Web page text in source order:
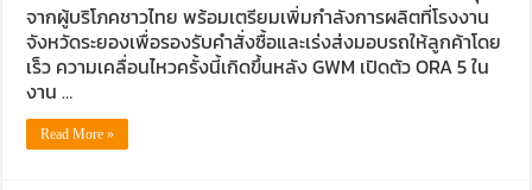
จากผู้บริโภคชาวไทย พร้อมเตรียมเพิ่มกำลังการผลิตที่โรงงาน
จังหวัดระยองเพื่อรองรับคำสั่งซื้อและเร่งส่งมอบรถให้ลูกค้าโดย
เร็ว ความเคลื่อนไหวครั้งนี้เกิดขึ้นหลัง GWM เปิดตัว ORA 5 ใน
งาน …
Read More »